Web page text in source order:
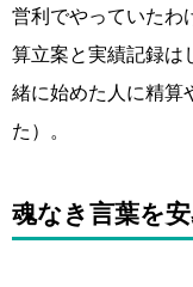
営利でやっていたわ
算立案と実績記録は
緒に始めた人に精算
た）。
魂なき言葉を